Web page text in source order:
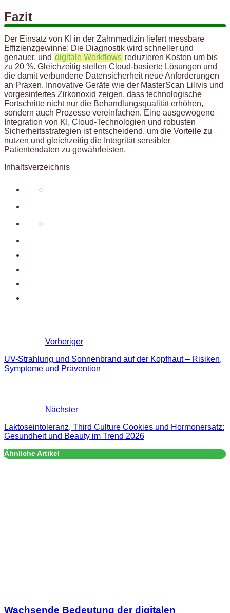
Fazit
Der Einsatz von KI in der Zahnmedizin liefert messbare
Effizienzgewinne: Die Diagnostik wird schneller und
genauer, und digitale Workflows reduzieren Kosten um bis
zu 20 %. Gleichzeitig stellen Cloud-basierte Lösungen und
die damit verbundene Datensicherheit neue Anforderungen
an Praxen. Innovative Geräte wie der MasterScan Lilivis und
vorgesintertes Zirkonoxid zeigen, dass technologische
Fortschritte nicht nur die Behandlungsqualität erhöhen,
sondern auch Prozesse vereinfachen. Eine ausgewogene
Integration von KI, Cloud-Technologien und robusten
Sicherheitsstrategien ist entscheidend, um die Vorteile zu
nutzen und gleichzeitig die Integrität sensibler
Patientendaten zu gewährleisten.
Inhaltsverzeichnis
Vorheriger
UV-Strahlung und Sonnenbrand auf der Kopfhaut – Risiken,
Symptome und Prävention
Nächster
Laktoseintoleranz, Third Culture Cookies und Hormonersatz:
Gesundheit und Beauty im Trend 2026
Ähnliche Artikel
Wachsende Bedeutung der digitalen